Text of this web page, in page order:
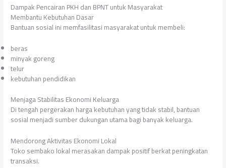
Dampak Pencairan PKH dan BPNT untuk Masyarakat
Membantu Kebutuhan Dasar
Bantuan sosial ini memfasilitasi masyarakat untuk membeli:
beras
minyak goreng
telur
kebutuhan pendidikan
Menjaga Stabilitas Ekonomi Keluarga
Di tengah pergerakan harga kebutuhan yang tidak stabil, bantuan
sosial menjadi sumber dukungan utama bagi banyak keluarga.
Mendorong Aktivitas Ekonomi Lokal
Toko sembako lokal merasakan dampak positif berkat peningkatan
transaksi.